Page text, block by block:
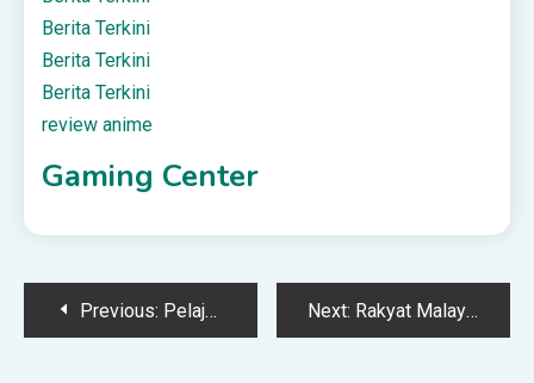
Berita Terkini
Berita Terkini
Berita Terkini
review anime
Gaming Center
PostPrevious: Pelajar Maut Ditikam: Ibu Bapa Mohon Tindakan Pihak Sekolah Elak Kejadian Berulang Next: Rakyat Malaysia Guna Lesen Singapura Boleh Mohon BUDI95 Mulai Esok – Loke